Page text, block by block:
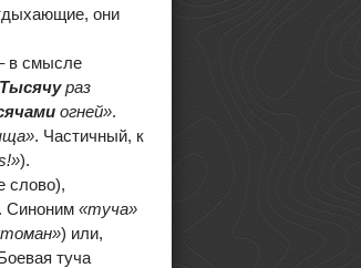
они
в смысле
Тысячураз
огней».
. Частичный, к
).
слово),
Синоним «туча»
) или,
туча